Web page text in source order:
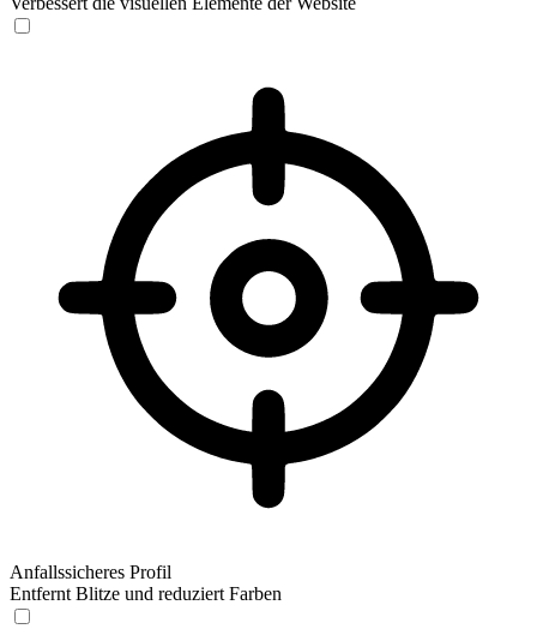
Anfallssicheres Profil
Entfernt Blitze und reduziert Farben